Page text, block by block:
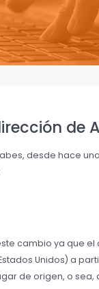
de
desde hace
cambio ya que
Unidos) a
de origen, o